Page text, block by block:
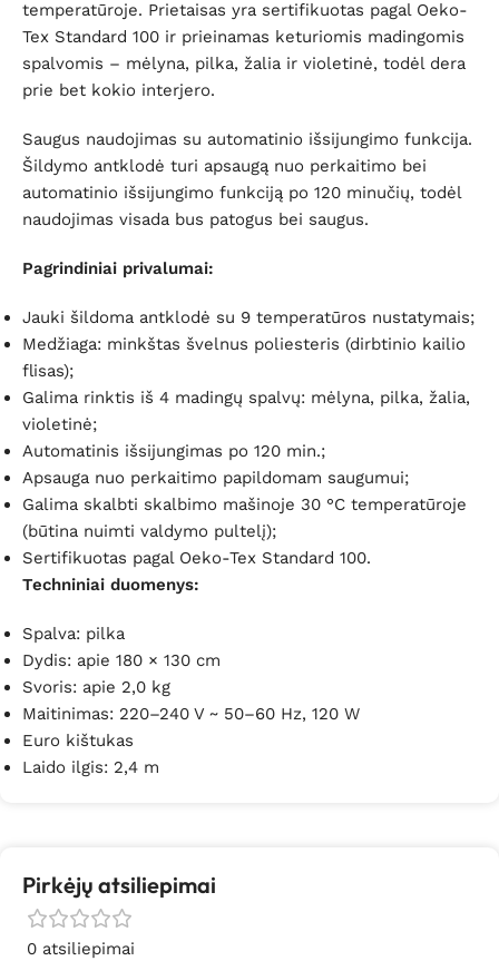
temperatūroje. Prietaisas yra sertifikuotas pagal Oeko-
Tex Standard 100 ir prieinamas keturiomis madingomis
spalvomis – mėlyna, pilka, žalia ir violetinė, todėl dera
prie bet kokio interjero.
Saugus naudojimas su automatinio išsijungimo funkcija.
Šildymo antklodė turi apsaugą nuo perkaitimo bei
automatinio išsijungimo funkciją po 120 minučių, todėl
naudojimas visada bus patogus bei saugus.
Pagrindiniai privalumai:
Jauki šildoma antklodė su 9 temperatūros nustatymais;
Medžiaga: minkštas švelnus poliesteris (dirbtinio kailio
flisas);
Galima rinktis iš 4 madingų spalvų: mėlyna, pilka, žalia,
violetinė;
Automatinis išsijungimas po 120 min.;
Apsauga nuo perkaitimo papildomam saugumui;
Galima skalbti skalbimo mašinoje 30 °C temperatūroje
(būtina nuimti valdymo pultelį);
Sertifikuotas pagal Oeko-Tex Standard 100.
Techniniai duomenys:
Spalva: pilka
Dydis: apie 180 × 130 cm
Svoris: apie 2,0 kg
Maitinimas: 220–240 V ~ 50–60 Hz, 120 W
Euro kištukas
Laido ilgis: 2,4 m
Pirkėjų atsiliepimai
0 atsiliepimai